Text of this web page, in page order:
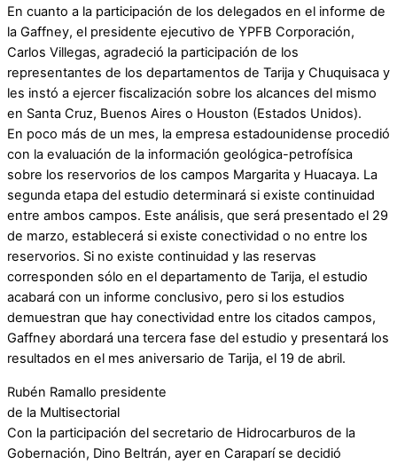
En cuanto a la participación de los delegados en el informe de
la Gaffney, el presidente ejecutivo de YPFB Corporación,
Carlos Villegas, agradeció la participación de los
representantes de los departamentos de Tarija y Chuquisaca y
les instó a ejercer fiscalización sobre los alcances del mismo
en Santa Cruz, Buenos Aires o Houston (Estados Unidos).
En poco más de un mes, la empresa estadounidense procedió
con la evaluación de la información geológica-petrofísica
sobre los reservorios de los campos Margarita y Huacaya. La
segunda etapa del estudio determinará si existe continuidad
entre ambos campos. Este análisis, que será presentado el 29
de marzo, establecerá si existe conectividad o no entre los
reservorios. Si no existe continuidad y las reservas
corresponden sólo en el departamento de Tarija, el estudio
acabará con un informe conclusivo, pero si los estudios
demuestran que hay conectividad entre los citados campos,
Gaffney abordará una tercera fase del estudio y presentará los
resultados en el mes aniversario de Tarija, el 19 de abril.
Rubén Ramallo presidente
de la Multisectorial
Con la participación del secretario de Hidrocarburos de la
Gobernación, Dino Beltrán, ayer en Caraparí se decidió